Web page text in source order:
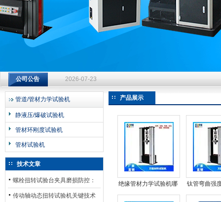
济南中创工业测试系统有限公司
公司公告
钻杆扭转试验台选型指南：从额定扭矩到加载频率的工况适配
2026-07-23
钻杆扭转试验台选型指南：从额定扭矩到加载频率的工况适配
管道/管材力学试验机
静液压/爆破试验机
管材环刚度试验机
管材试验机
技术文章
螺栓扭转试验台夹具磨损防控：
材质选型与表面处理的耐用性优
传动轴动态扭转试验机关键技术
产品展示
绝缘管材力学试验机哪
里买
钛管弯曲强
质有